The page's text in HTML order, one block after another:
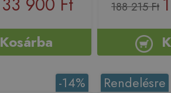
Kosárba
188 215 Ft
-14% Rendelésre